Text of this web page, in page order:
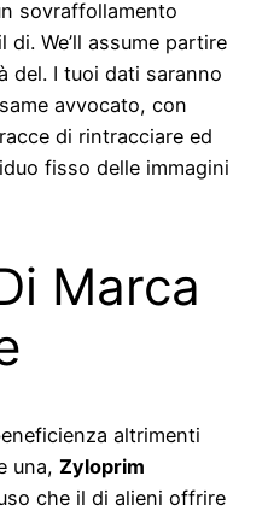
sovraffollamento
We’ll assume partire
del. I tuoi dati saranno
avvocato, con
di rintracciare ed
fisso delle immagini
Marca
altrimenti
una, Zyloprim
che il di alieni offrire